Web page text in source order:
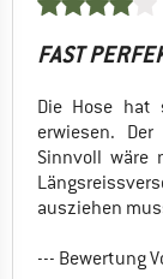
FAST
Die Hose
erwiesen.
Sinnvoll wäre
ausziehen
--- Bewertung